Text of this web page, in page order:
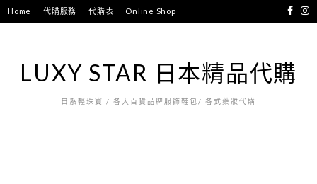
跳
至
Home 代購服務 代購表 Online Shop
LUXY STAR 日本精品代購
日系輕珠寶 / 各大百貨品牌服飾鞋包/ 各式藥妝代購